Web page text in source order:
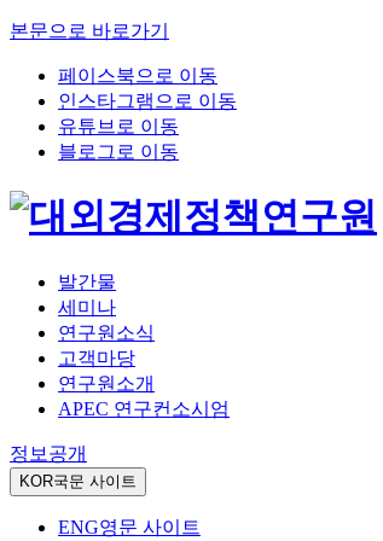
본문으로 바로가기
페이스북으로 이동
인스타그램으로 이동
유튜브로 이동
블로그로 이동
발간물
세미나
연구원소식
고객마당
연구원소개
APEC 연구컨소시엄
정보공개
KOR국문 사이트
ENG영문 사이트